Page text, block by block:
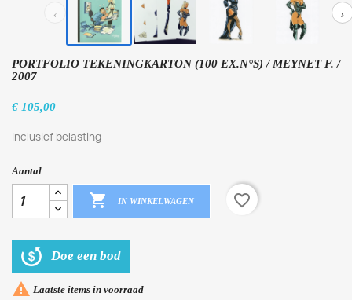
‹ ›
PORTFOLIO TEKENINGKARTON (100 EX.N°S) / MEYNET F. /
2007
€ 105,00
Inclusief belasting
Aantal
 IN WINKELWAGEN favorite_border
Doe een bod
 Laatste items in voorraad